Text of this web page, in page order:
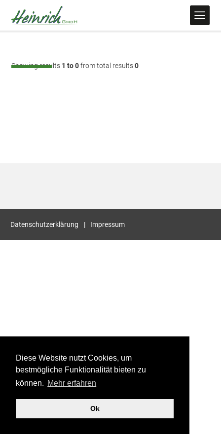
Diese Website nutzt Cookies, um
bestmögliche Funktionalität bieten zu
können. Mehr erfahren
Ok
Showing results 1 to 0from total results0
Datenschutzerklärung Impressum